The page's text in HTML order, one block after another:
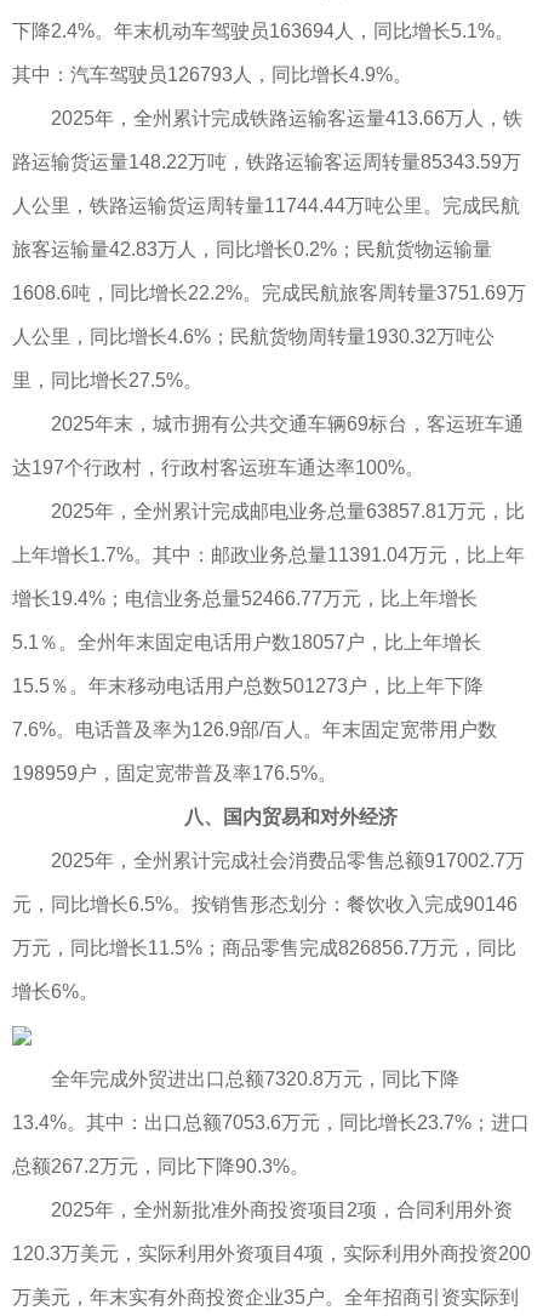
下降2.4%。年末机动车驾驶员163694人，同比增长5.1%。
其中：汽车驾驶员126793人，同比增长4.9%。
2025年，全州累计完成铁路运输客运量413.66万人，铁
路运输货运量148.22万吨，铁路运输客运周转量85343.59万
人公里，铁路运输货运周转量11744.44万吨公里。完成民航
旅客运输量42.83万人，同比增长0.2%；民航货物运输量
1608.6吨，同比增长22.2%。完成民航旅客周转量3751.69万
人公里，同比增长4.6%；民航货物周转量1930.32万吨公
里，同比增长27.5%。
2025年末，城市拥有公共交通车辆69标台，客运班车通
达197个行政村，行政村客运班车通达率100%。
2025年，全州累计完成邮电业务总量63857.81万元，比
上年增长1.7%。其中：邮政业务总量11391.04万元，比上年
增长19.4%；电信业务总量52466.77万元，比上年增长
5.1％。全州年末固定电话用户数18057户，比上年增长
15.5％。年末移动电话用户总数501273户，比上年下降
7.6%。电话普及率为126.9部/百人。年末固定宽带用户数
198959户，固定宽带普及率176.5%。
八、国内贸易和对外经济
2025年，全州累计完成社会消费品零售总额917002.7万
元，同比增长6.5%。按销售形态划分：餐饮收入完成90146
万元，同比增长11.5%；商品零售完成826856.7万元，同比
增长6%。
全年完成外贸进出口总额7320.8万元，同比下降
13.4%。其中：出口总额7053.6万元，同比增长23.7%；进口
总额267.2万元，同比下降90.3%。
2025年，全州新批准外商投资项目2项，合同利用外资
120.3万美元，实际利用外资项目4项，实际利用外商投资200
万美元，年末实有外商投资企业35户。全年招商引资实际到